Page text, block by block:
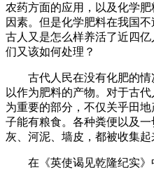
农药方面的应用，以及化学
因素。但是化学肥料在我国
古人又是怎么样养活了近四
们又该如何处理？
古代人民在没有化肥的情
以作为肥料的产物。对于古
为重要的部分，不仅关乎田
子能有粮食。各种粪便以及
灰、河泥、墙皮，都被收集起
在《英使谒见乾隆纪实》